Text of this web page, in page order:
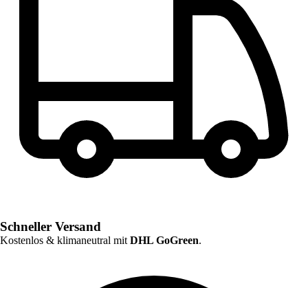
Schneller Versand
Kostenlos & klimaneutral mit DHL GoGreen.